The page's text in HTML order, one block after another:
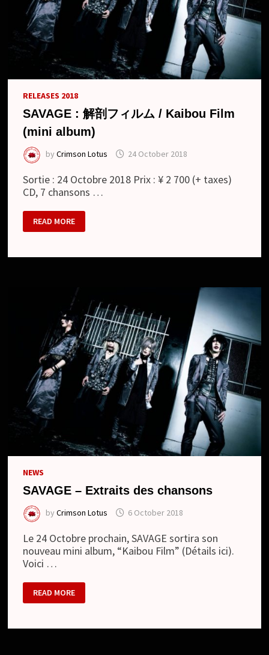
RELEASES 2018
SAVAGE : 解剖フィルム / Kaibou Film
(mini album)
byCrimson Lotus 24 October 2018
Sortie : 24 Octobre 2018 Prix : ¥ 2 700 (+ taxes)
CD, 7 chansons …
SAVAGE
:
解
ィ
READ MORE
NEWS
SAVAGE – Extraits des chansons
byCrimson Lotus 6 October 2018
Le 24 Octobre prochain, SAVAGE sortira son
nouveau mini album, “Kaibou Film” (Détails ici).
Voici …
SAVAGE
–
EXTRAITS
READ MORE